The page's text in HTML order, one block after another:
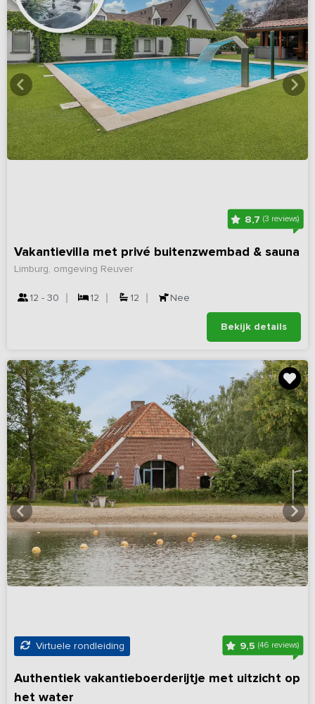
8,7(3 reviews)
Vakantievilla met privé buitenzwembad & sauna
Limburg, omgeving Reuver
12 - 30 12 12 Nee
Bekijk details
Virtuele rondleiding 9,5 (46 reviews)
Authentiek vakantieboerderijtje met uitzicht op
het water